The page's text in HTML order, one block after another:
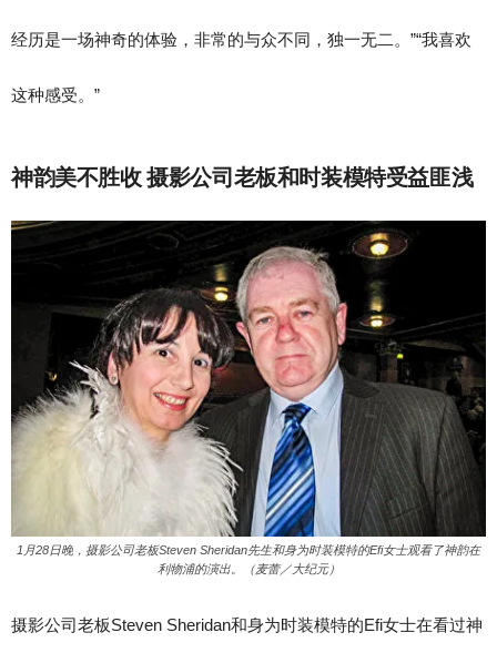
经历是一场神奇的体验，非常的与众不同，独一无二。”“我喜欢
这种感受。”
神韵美不胜收 摄影公司老板和时装模特受益匪浅
1月28日晚，摄影公司老板Steven Sheridan先生和身为时装模特的Efi女士观看了神韵在
利物浦的演出。（麦蕾／大纪元）
摄影公司老板Steven Sheridan和身为时装模特的Efi女士在看过神